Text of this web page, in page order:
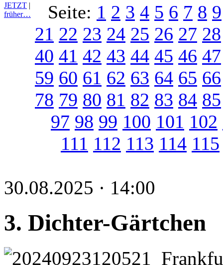
JETZT |
früher…
Seite: 1 2 3 4 5 6 7 8 9
21 22 23 24 25 26 27 28
40 41 42 43 44 45 46 47
59 60 61 62 63 64 65 66
78 79 80 81 82 83 84 85
97 98 99 100 101 102
111 112 113 114 115
30.08.2025 · 14:00
3. Dichter-Gärtchen